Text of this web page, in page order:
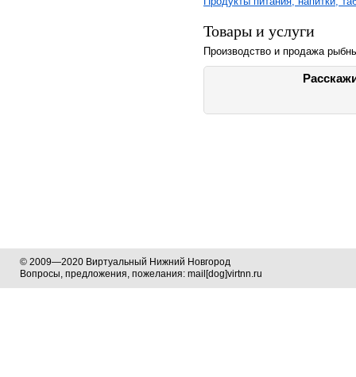
Товары и услуги
Производство и продажа
© 2009—2020 Виртуальный Нижний Новгород
Вопросы, предложения, пожелания: mail[dog]virtnn.ru